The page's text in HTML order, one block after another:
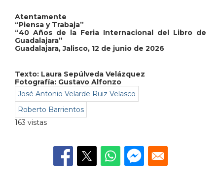
Atentamente
“Piensa y Trabaja”
“40 Años de la Feria Internacional del Libro de
Guadalajara”
Guadalajara, Jalisco, 12 de junio de 2026
Texto: Laura Sepúlveda Velázquez
Fotografía: Gustavo Alfonzo
José Antonio Velarde Ruiz Velasco
Roberto Barrientos
163 vistas